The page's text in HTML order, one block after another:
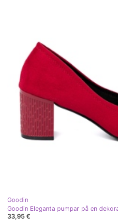
Goodin
Goodin Eleganta pumpar på en
33,95 €